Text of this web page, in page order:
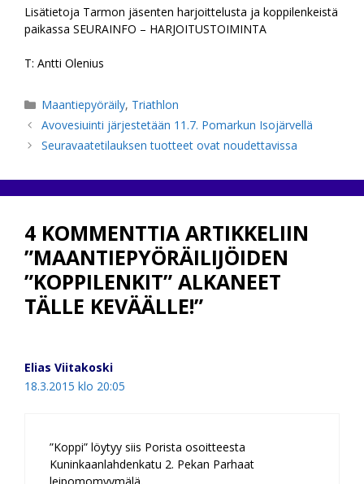
Lisätietoja Tarmon jäsenten harjoittelusta ja koppilenkeistä
paikassa SEURAINFO – HARJOITUSTOIMINTA
T: Antti Olenius
Kategoriat
Maantiepyöräily, Triathlon
Avovesiuinti järjestetään 11.7. Pomarkun Isojärvellä
Seuravaatetilauksen tuotteet ovat noudettavissa
4 KOMMENTTIA ARTIKKELIIN
”MAANTIEPYÖRÄILIJÖIDEN
”KOPPILENKIT” ALKANEET
TÄLLE KEVÄÄLLE!”
Elias Viitakoski
18.3.2015 klo 20:05
”Koppi” löytyy siis Porista osoitteesta
Kuninkaanlahdenkatu 2. Pekan Parhaat